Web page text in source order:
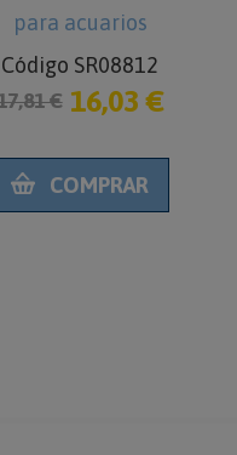
para acuarios
Código SR08812
€ 16,03 €
COMPRAR